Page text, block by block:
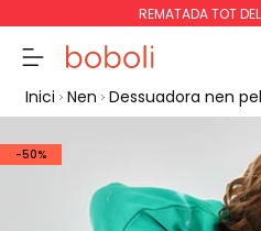
REMATADA TOT
Inici Nen Dessuadora nen
-50%